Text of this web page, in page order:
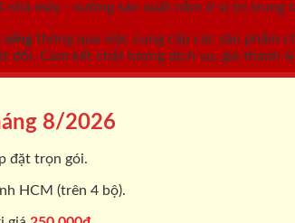
máy - xưởng sản xuất nằm ở vị trí trung
sống thông qua việc cung cấp các sản phẩm
đối. Cam kết chất lượng dịch vụ, giá thành
8/2026
đặt trọn gói.
HCM (trên 4 bộ).